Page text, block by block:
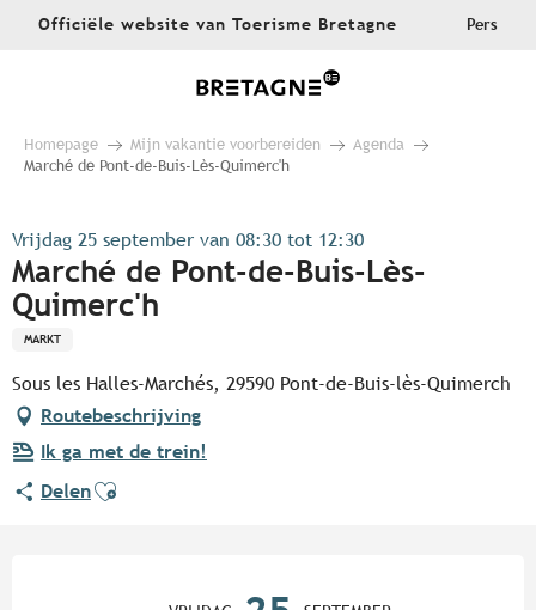
AllerOfficiële website van Toerisme Bretagne Pers
Homepage Mijn vakantie voorbereiden
Agenda
Marché de Pont-de-Buis-Lès-Quimerc'h
Vrijdag 25 september van 08:30 tot 12:30
Marché de Pont-de-Buis-Lès-
Quimerc'h
MARKT
Sous les Halles-Marchés, 29590 Pont-de-Buis-lès-Quimerch
Routebeschrijving
Ik ga met de trein!
DelenAjouter aux favoris